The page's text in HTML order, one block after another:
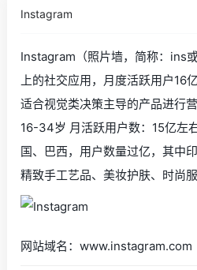
Instagram
Instagram（照片墙，简称：ins
上的社交应用，月度活跃用户16
适合视觉类决策主导的产品进行
16-34岁 月活跃用户数：15亿左
国、巴西，用户数量过亿，其中
精致手工艺品、美妆护肤、时尚
网站域名：www.instagram.com